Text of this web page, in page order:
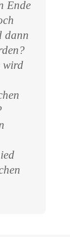
Ende
dann
wird